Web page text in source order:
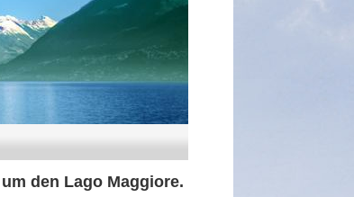
den Lago Maggiore.